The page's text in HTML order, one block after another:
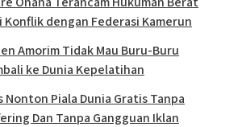
Konflik dengan Federasi Kamerun
Amorim Tidak Mau Buru-Buru
ke Dunia Kepelatihan
Nonton Piala Dunia Gratis Tanpa
Dan Tanpa Gangguan Iklan